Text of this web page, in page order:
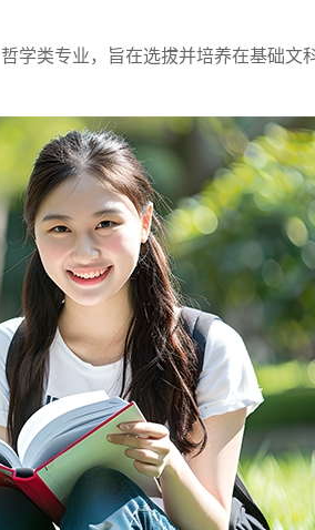
学类专业，旨在选拔并培养在基础文